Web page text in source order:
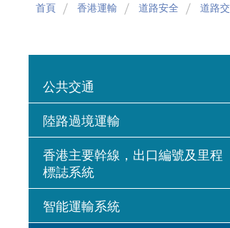
首頁 香港運輸 道路安全 道路
公共交通
陸路過境運輸
香港主要幹線，出口編號及里程
標誌系統
智能運輸系統